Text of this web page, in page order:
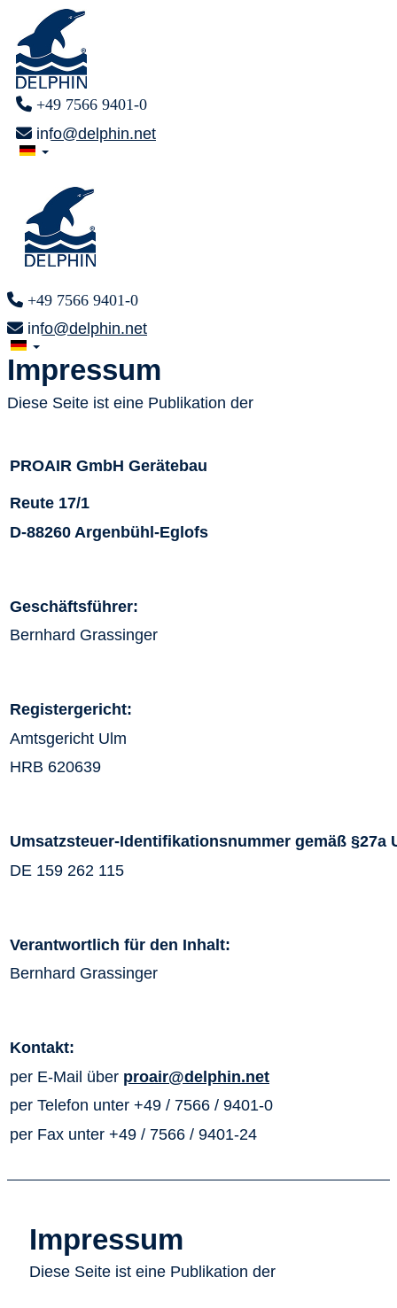
+49 7566 9401-0
info@delphin.net
+49 7566 9401-0
info@delphin.net
Impressum
Diese Seite ist eine Publikation der
PROAIR GmbH Gerätebau
Reute 17/1
D-88260 Argenbühl-Eglofs
Geschäftsführer:
Bernhard Grassinger
Registergericht:
Amtsgericht Ulm
HRB 620639
Umsatzsteuer-Identifikationsnummer gemäß §27a
DE 159 262 115
Verantwortlich für den Inhalt:
Bernhard Grassinger
Kontakt:
per E-Mail über proair@delphin.net
per Telefon unter +49 / 7566 / 9401-0
per Fax unter +49 / 7566 / 9401-24
Impressum
Diese Seite ist eine Publikation der